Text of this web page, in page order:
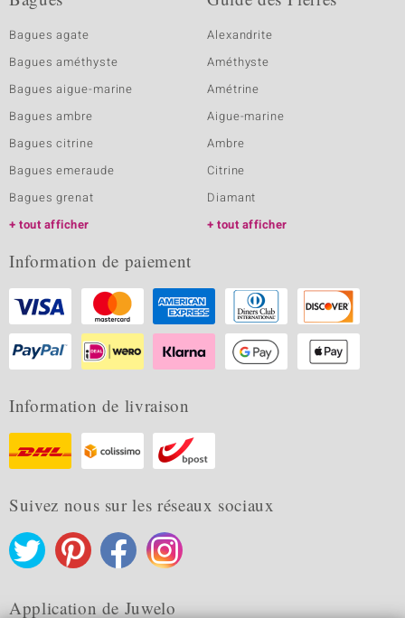
Bagues agate
Bagues améthyste
Bagues aigue-marine
Bagues ambre
Bagues citrine
Bagues emeraude
Bagues grenat
tout afficher
Alexandrite
Améthyste
Amétrine
Aigue-marine
Ambre
Citrine
Diamant
tout afficher
Information de paiement
Information de livraison
Suivez nous sur les réseaux sociaux
Application de Juwelo